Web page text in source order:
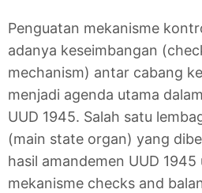
Penguatan mekanisme
adanya keseimbangan
mechanism) antar cabang
menjadi agenda utama
UUD 1945. Salah satu
(main state organ) yang
hasil amandemen UUD
mekanisme checks and